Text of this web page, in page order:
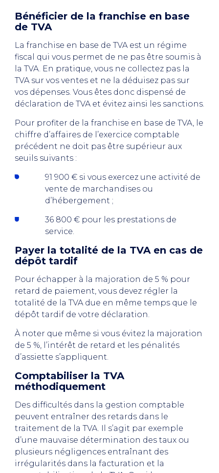
Bénéficier de la franchise en base
de TVA
La franchise en base de TVA est un régime
fiscal qui vous permet de ne pas être soumis à
la TVA. En pratique, vous ne collectez pas la
TVA sur vos ventes et ne la déduisez pas sur
vos dépenses. Vous êtes donc dispensé de
déclaration de TVA et évitez ainsi les sanctions.
Pour profiter de la franchise en base de TVA, le
chiffre d’affaires de l’exercice comptable
précédent ne doit pas être supérieur aux
seuils suivants :
91 900 € si vous exercez une activité de
vente de marchandises ou
d’hébergement ;
36 800 € pour les prestations de
service.
Payer la totalité de la TVA en cas de
dépôt tardif
Pour échapper à la majoration de 5 % pour
retard de paiement, vous devez régler la
totalité de la TVA due en même temps que le
dépôt tardif de votre déclaration.
À noter que même si vous évitez la majoration
de 5 %, l’intérêt de retard et les pénalités
d’assiette s’appliquent.
Comptabiliser la TVA
méthodiquement
Des difficultés dans la gestion comptable
peuvent entraîner des retards dans le
traitement de la TVA. Il s’agit par exemple
d’une mauvaise détermination des taux ou
plusieurs négligences entraînant des
irrégularités dans la facturation et la